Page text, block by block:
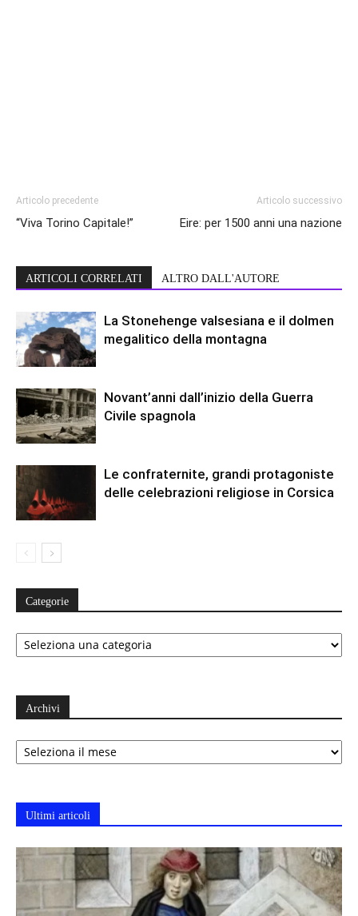
Articolo precedente
“Viva Torino Capitale!”
Articolo successivo
Eire: per 1500 anni una nazione
ARTICOLI CORRELATI ALTRO DALL'AUTORE
La Stonehenge valsesiana e il dolmen
megalitico della montagna
Novant’anni dall’inizio della Guerra
Civile spagnola
Le confraternite, grandi protagoniste
delle celebrazioni religiose in Corsica
Categorie
Categorie
Archivi
Archivi
Ultimi articoli